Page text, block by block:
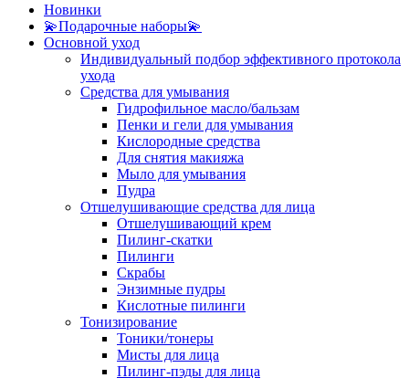
Новинки
💫Подарочные наборы💫
Основной уход
Индивидуальный подбор эффективного протокола
ухода
Средства для умывания
Гидрофильное масло/бальзам
Пенки и гели для умывания
Кислородные средства
Для снятия макияжа
Мыло для умывания
Пудра
Отшелушивающие средства для лица
Отшелушивающий крем
Пилинг-скатки
Пилинги
Скрабы
Энзимные пудры
Кислотные пилинги
Тонизирование
Тоники/тонеры
Мисты для лица
Пилинг-пэды для лица